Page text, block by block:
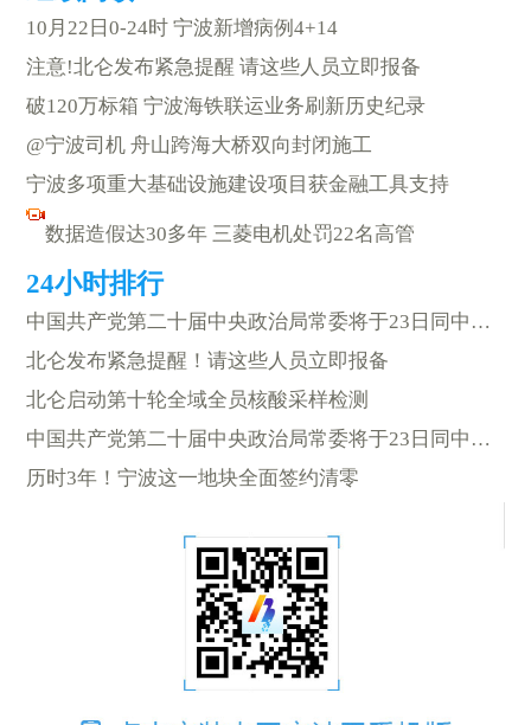
10月22日0-24时 宁波新增病例4+14
注意!北仑发布紧急提醒 请这些人员立即报备
破120万标箱 宁波海铁联运业务刷新历史纪录
@宁波司机 舟山跨海大桥双向封闭施工
宁波多项重大基础设施建设项目获金融工具支持
数据造假达30多年 三菱电机处罚22名高管
中国共产党第二十届中央政治局常委将于23日同中外记者见面
北仑发布紧急提醒！请这些人员立即报备
北仑启动第十轮全域全员核酸采样检测
中国共产党第二十届中央政治局常委将于23日同中外记者见面
历时3年！宁波这一地块全面签约清零